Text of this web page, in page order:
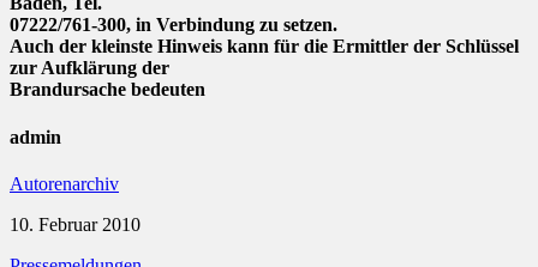
07222/761-300, in Verbindung zu setzen.
Auch der kleinste Hinweis kann für die Ermittler der Schlüssel
zur Aufklärung der
Brandursache bedeuten
admin
Autorenarchiv
10. Februar 2010